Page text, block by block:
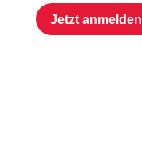
Jetzt anmelden